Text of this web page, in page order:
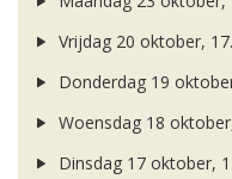
Vrijdag 20 oktober,
Donderdag 19
Woensdag 18
Dinsdag 17 oktober,